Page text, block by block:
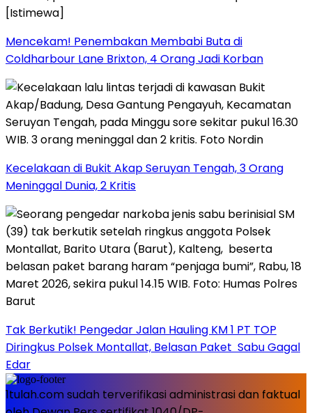
Mencekam! Penembakan Membabi Buta di
Coldharbour Lane Brixton, 4 Orang Jadi Korban
Kecelakaan di Bukit Akap Seruyan Tengah, 3 Orang
Meninggal Dunia, 2 Kritis
Tak Berkutik! Pengedar Jalan Hauling KM 1 PT TOP
Diringkus Polsek Montallat, Belasan Paket Sabu Gagal
Edar
1tulah.com sudah terverifikasi administrasi dan faktual